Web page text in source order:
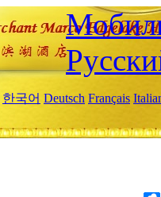
한국어 Deutsch Français